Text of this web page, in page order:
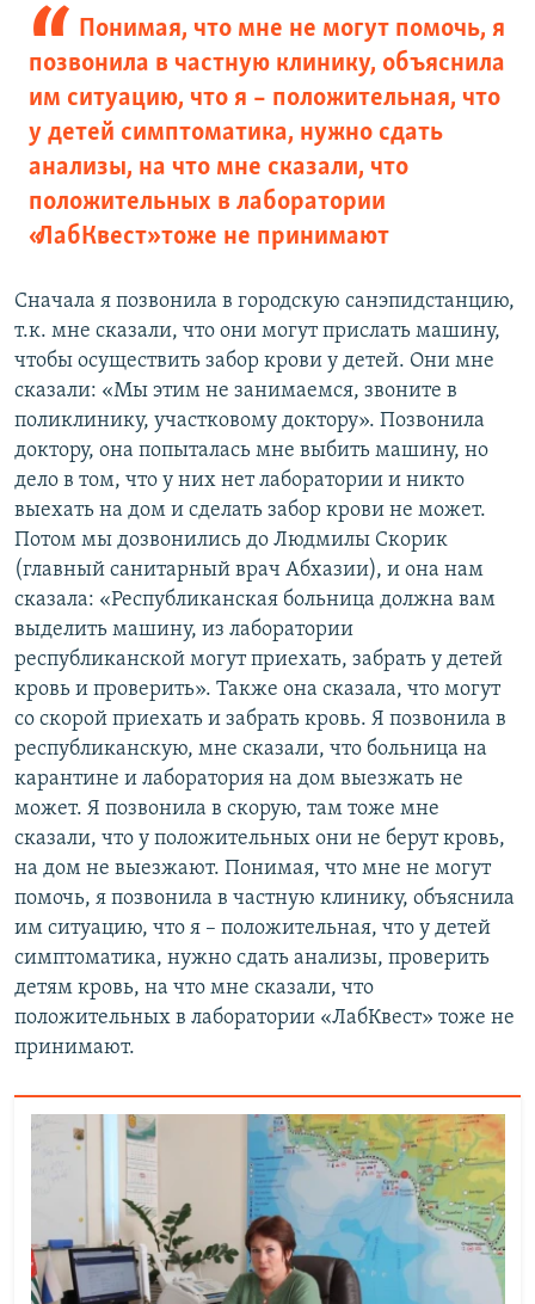
Понимая, что мне не могут помочь, я
позвонила в частную клинику, объяснила
им ситуацию, что я – положительная, что
у детей симптоматика, нужно сдать
анализы, на что мне сказали, что
положительных в лаборатории
«ЛабКвест» тоже не принимают
Сначала я позвонила в городскую санэпидстанцию,
т.к. мне сказали, что они могут прислать машину,
чтобы осуществить забор крови у детей. Они мне
сказали: «Мы этим не занимаемся, звоните в
поликлинику, участковому доктору». Позвонила
доктору, она попыталась мне выбить машину, но
дело в том, что у них нет лаборатории и никто
выехать на дом и сделать забор крови не может.
Потом мы дозвонились до Людмилы Скорик
(главный санитарный врач Абхазии), и она нам
сказала: «Республиканская больница должна вам
выделить машину, из лаборатории
республиканской могут приехать, забрать у детей
кровь и проверить». Также она сказала, что могут
со скорой приехать и забрать кровь. Я позвонила в
республиканскую, мне сказали, что больница на
карантине и лаборатория на дом выезжать не
может. Я позвонила в скорую, там тоже мне
сказали, что у положительных они не берут кровь,
на дом не выезжают. Понимая, что мне не могут
помочь, я позвонила в частную клинику, объяснила
им ситуацию, что я – положительная, что у детей
симптоматика, нужно сдать анализы, проверить
детям кровь, на что мне сказали, что
положительных в лаборатории «ЛабКвест» тоже не
принимают.